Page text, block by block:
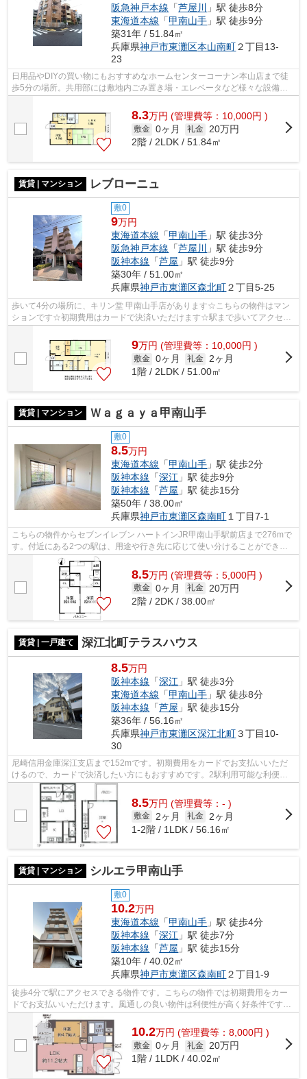
阪急神戸本線 「芦屋川
」駅 徒歩8分
東海道本線 「甲南山手 」駅 徒歩9分
築31年 / 51.84㎡
兵庫県神戸市東灘区本山南町２丁目13-
23
日用品やDIYの買い物にもおすすめなホームセンターコーナン本山店まで徒
歩5分の場所。共用部には敷地内ごみ置き場・エレベータなど様々な設備や
サービスが揃っているので便利です。こ...
8.3万円 (管理費等：10,000円 )
敷金 0ヶ月 礼金 20万円
2階 / 2LDK / 51.84㎡
賃貸 | マンション レブローニュ
敷0
9万円
東海道本線 「甲南山手 」駅 徒歩3分
阪急神戸本線 「芦屋川 」駅 徒歩9分
阪神本線 「芦屋 」駅 徒歩9分
築30年 / 51.00㎡
兵庫県神戸市東灘区森北町２丁目5-25
歩いて4分の場所に、キリン堂 甲南山手店があります☆こちらの物件はマン
ションです☆初期費用はカードで決済いただけます☆駅まで歩いてアクセス
できる、徒歩3分の距離に立地する物件で...
9万円 (管理費等：10,000円 )
敷金 0ヶ月 礼金
2ヶ月
1階 / 2LDK / 51.00㎡
賃貸 | マンション Ｗａｇａｙａ甲南山手
敷0
8.5万円
東海道本線 「甲南山手 」駅 徒歩2分
阪神本線 「深江 」駅 徒歩9分
阪神本線 「芦屋 」駅 徒歩15分
築50年 / 38.00㎡
兵庫県神戸市東灘区森南町１丁目7-1
こちらの物件からセブンイレブン ハートインJR甲南山手駅前店まで276mで
す。付近にある2つの駅は、用途や行き先に応じて使い分けることができま
す。駅から徒歩2分というアクセス良好な...
8.5万円 (管理費等：5,000円 )
敷金 0ヶ月 礼金
20万円
2階 / 2DK / 38.00㎡
賃貸 | 一戸建て 深江北町テラスハウス
8.5万円
阪神本線 「深江 」駅 徒歩3分
東海道本線 「甲南山手 」駅 徒歩8分
阪神本線 「芦屋 」駅 徒歩15分
築36年 / 56.16㎡
兵庫県神戸市東灘区深江北町３丁目10-
30
尼崎信用金庫深江支店まで152mです。初期費用をカードでお支払いいただ
けるので、カードで決済したい方にもおすすめです。2駅利用可能な利便性
の高い一戸建てです。駅から徒歩3分とい...
8.5万円 (管理費等：- )
敷金 2ヶ月 礼金
2ヶ月
1-2階 / 1LDK / 56.16㎡
賃貸 | マンション シルエラ甲南山手
敷0
10.2万円
東海道本線 「甲南山手 」駅 徒歩4分
阪神本線 「深江 」駅 徒歩7分
阪神本線 「芦屋 」駅 徒歩15分
築10年 / 40.02㎡
兵庫県神戸市東灘区森南町２丁目1-9
徒歩4分で駅にアクセスできる物件です。こちらの物件では初期費用をカー
ドでお支払いいただけます。風通しの良い物件は利便性が高く好条件です。
景色を眺めることには心を癒す効果があ...
10.2万円 (管理費等：8,000円 )
敷金 0ヶ月 礼金 20万円
1階 / 1LDK / 40.02㎡